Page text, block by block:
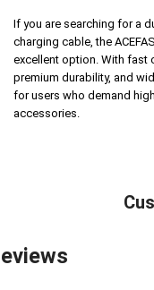
If you are searching for a
charging cable, the
excellent option. With fast
premium durability, and
for users who demand
accessories.